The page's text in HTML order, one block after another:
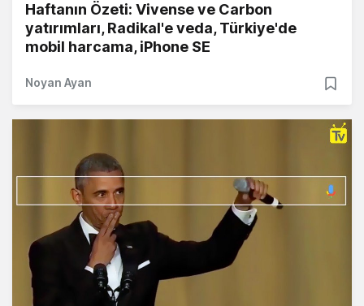
Haftanın Özeti: Vivense ve Carbon
yatırımları, Radikal'e veda, Türkiye'de
mobil harcama, iPhone SE
Noyan Ayan